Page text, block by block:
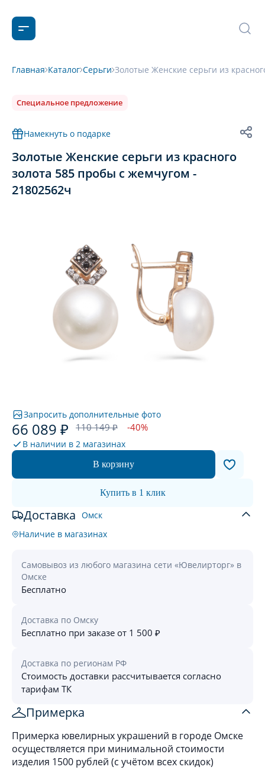
Главная Каталог Серьги Золотые Женские серьги из
Специальное предложение
Намекнуть о подарке
Золотые Женские серьги из красного
золота 585 пробы с жемчугом -
21802562ч
Запросить дополнительные фото
66 089 ₽ 110 149 ₽ -40%
В наличии в 2 магазинах
В корзину
Купить в 1 клик
Доставка Омск
Наличие в магазинах
Самовывоз из любого магазина сети «Ювелирторг» в
Омске
Бесплатно
Доставка по Омску
Бесплатно при заказе от 1 500 ₽
Доставка по регионам РФ
Стоимость доставки рассчитывается согласно
тарифам ТК
Примерка
Примерка ювелирных украшений в городе Омске
осуществляется при минимальной стоимости
изделия 1500 рублей (с учётом всех скидок)